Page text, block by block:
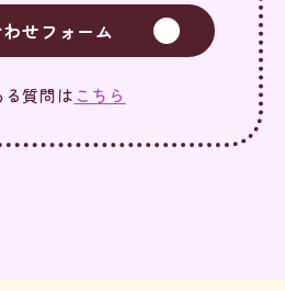
せフォーム
る質問は こちら